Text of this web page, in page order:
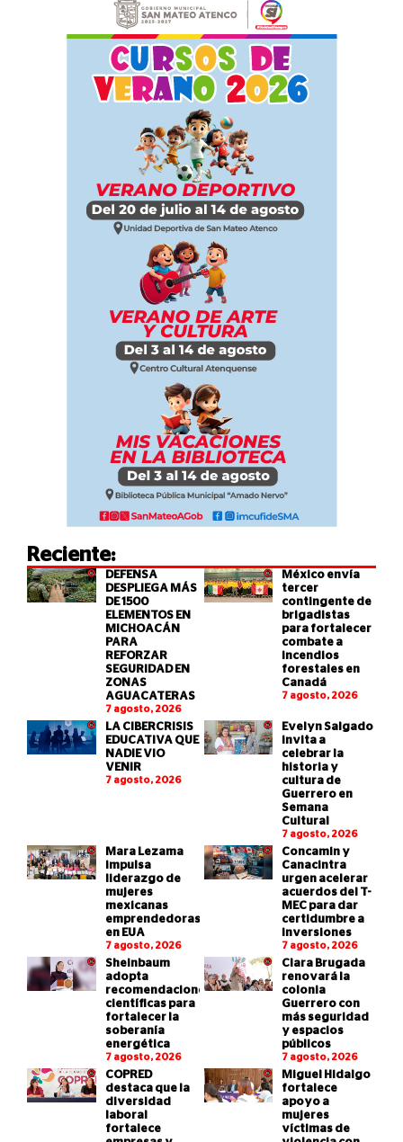
Reciente:
DEFENSA
DESPLIEGA MÁS
DE 1500
ELEMENTOS EN
MICHOACÁN
PARA
REFORZAR
SEGURIDAD EN
ZONAS
AGUACATERAS
7 agosto, 2026
México envía
tercer
contingente de
brigadistas
para fortalecer
combate a
incendios
forestales en
Canadá
7 agosto, 2026
LA CIBERCRISIS
EDUCATIVA QUE
NADIE VIO
VENIR
7 agosto, 2026
Evelyn Salgado
invita a
celebrar la
historia y
cultura de
Guerrero en
Semana
Cultural
7 agosto, 2026
Mara Lezama
impulsa
liderazgo de
mujeres
mexicanas
emprendedoras
en EUA
7 agosto, 2026
Concamin y
Canacintra
urgen acelerar
acuerdos del T-
MEC para dar
certidumbre a
inversiones
7 agosto, 2026
Sheinbaum
adopta
recomendaciones
científicas para
fortalecer la
soberanía
energética
7 agosto, 2026
Clara Brugada
renovará la
colonia
Guerrero con
más seguridad
y espacios
públicos
7 agosto, 2026
COPRED
destaca que la
diversidad
laboral
fortalece
Miguel Hidalgo
fortalece
apoyo a
mujeres
víctimas de